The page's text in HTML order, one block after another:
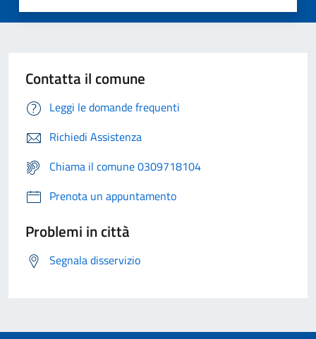
Contatta il comune
Leggi le domande frequenti
Richiedi Assistenza
Chiama il comune 0309718104
Prenota un appuntamento
Problemi in città
Segnala disservizio